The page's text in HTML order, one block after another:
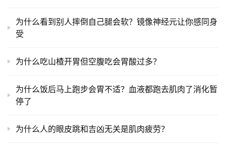
为什么看到别人摔倒自己腿会软？镜像神经元让你感同身
受
为什么吃山楂开胃但空腹吃会胃酸过多？
为什么饭后马上跑步会胃不适？血液都跑去肌肉了消化暂
停了
为什么人的眼皮跳和吉凶无关是肌肉疲劳？